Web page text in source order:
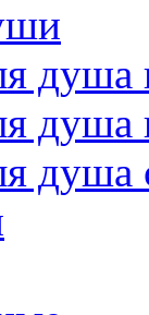
душа
душа